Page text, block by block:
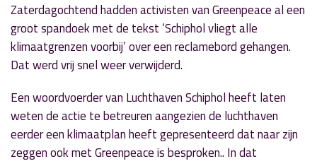
Zaterdagochtend hadden activisten van Greenpeace al een
groot spandoek met de tekst ‘Schiphol vliegt alle
klimaatgrenzen voorbij’ over een reclamebord gehangen.
Dat werd vrij snel weer verwijderd.
Een woordvoerder van Luchthaven Schiphol heeft laten
weten de actie te betreuren aangezien de luchthaven
eerder een klimaatplan heeft gepresenteerd dat naar zijn
zeggen ook met Greenpeace is besproken.. In dat